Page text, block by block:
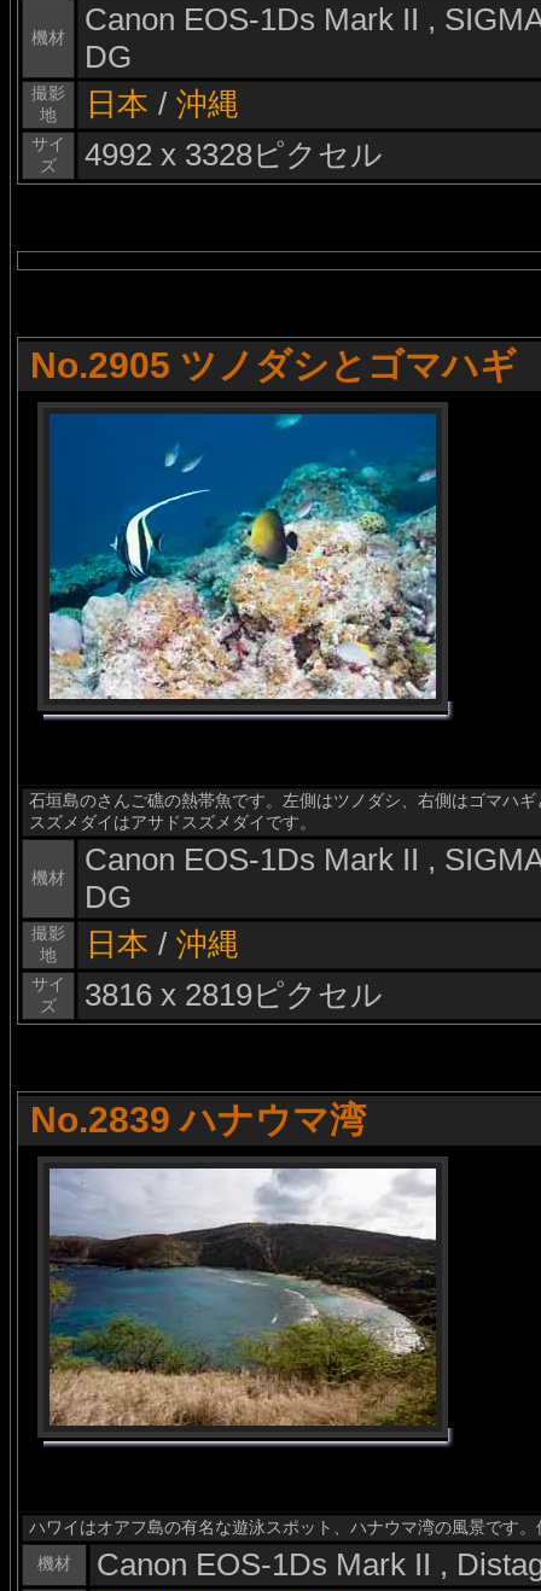
機材
Canon EOS-1Ds Mark II ,
DG
撮影
地
日本 / 沖縄
サイ
ズ
4992 x 3328ピクセル
No.2905 ツノダシとゴマハギ
石垣島のさんご礁の熱帯魚です。左側はツノダシ、右側はゴマハ
スズメダイはアサドスズメダイです。
機材
Canon EOS-1Ds Mark II ,
DG
撮影
地
日本 / 沖縄
サイ
ズ
3816 x 2819ピクセル
No.2839 ハナウマ湾
ハワイはオアフ島の有名な遊泳スポット、ハナウマ湾の風景です
機材
Canon EOS-1Ds Mark II ,